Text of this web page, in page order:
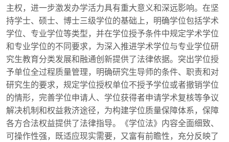
主权，进一步激发办学活力具有重大意义和深远影响。在坚
持学士、硕士、博士三级学位的基础上，明确学位包括学术
学位、专业学位等类型，并在学位授予条件中规定学术学位
和专业学位的不同要求，为深入推进学术学位与专业学位研
究生教育分类发展和融通创新提供了法律依据。突出学位授
予单位全过程质量管理，明确研究生导师的条件、职责和对
研究生的要求，规定学位授权单位不授予学位或者撤销学位
的情形，完善学位申请人、学位获得者申请学术复核等争议
解决机制和权益救济途径，为构建学位质量保障体系，保障
各方合法权益提供了法律指导。《学位法》内容全面细致、
可操作性强，既适应现实需要，又富有前瞻性，充分反映了